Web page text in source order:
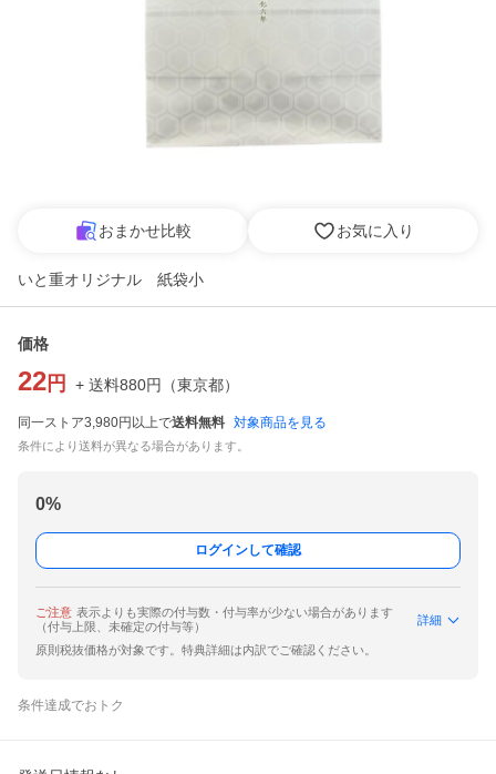
おまかせ比較 お気に入り
いと重オリジナル 紙袋小
価格
22 円 + 送料880円 （東京都）
同一ストア3,980円以上で送料無料 対象商品を見る
条件により送料が異なる場合があります。
0%
ログインして確認
ご注意 表示よりも実際の付与数・付与率が少ない場合があります
（付与上限、未確定の付与等）
詳細
原則税抜価格が対象です。特典詳細は内訳でご確認ください。
条件達成でおトク